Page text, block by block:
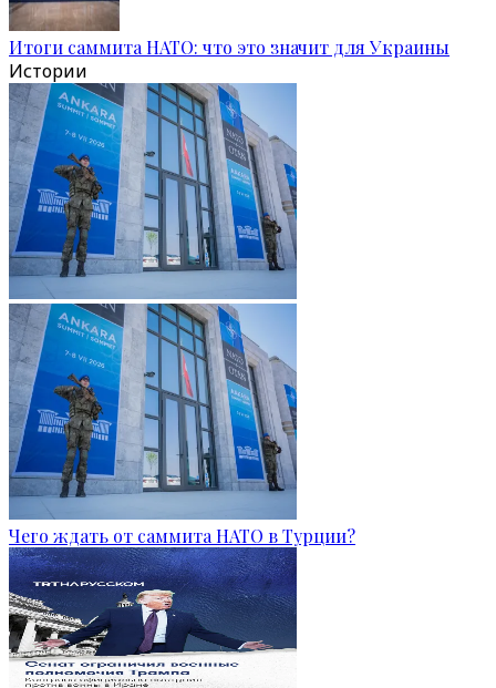
Итоги саммита НАТО: что это значит для Украины
Истории
Чего ждать от саммита НАТО в Турции?